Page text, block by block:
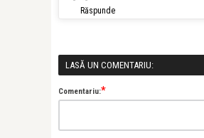
Răspunde
LASĂ UN COMENTARIU:
Comentariu:*